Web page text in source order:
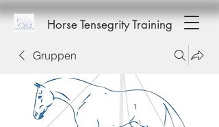
Horse Tensegrity Training
Gruppen